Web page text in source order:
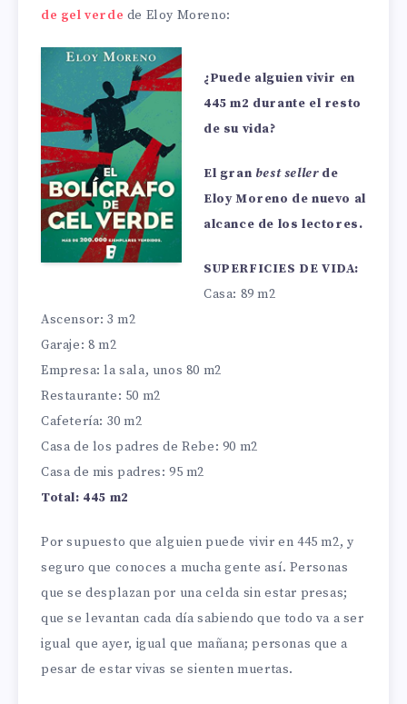
de gel verde de Eloy Moreno:
¿Puede alguien vivir en
445 m2 durante el resto
de su vida?
El gran best sellerde
Eloy Moreno de nuevo al
alcance de los lectores.
SUPERFICIES DE VIDA:
Casa: 89 m2
Ascensor: 3 m2
Garaje: 8 m2
Empresa: la sala, unos 80 m2
Restaurante: 50 m2
Cafetería: 30 m2
Casa de los padres de Rebe: 90 m2
Casa de mis padres: 95 m2
Total: 445 m2
Por supuesto que alguien puede vivir en 445 m2, y
seguro que conoces a mucha gente así. Personas
que se desplazan por una celda sin estar presas;
que se levantan cada día sabiendo que todo va a ser
igual que ayer, igual que mañana; personas que a
pesar de estar vivas se sienten muertas.